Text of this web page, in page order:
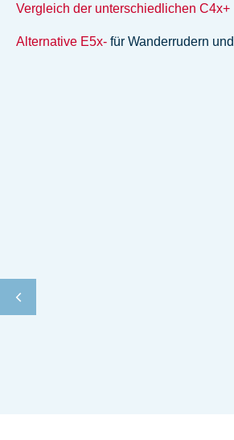
Vergleich der unterschiedlichen C4x+
Alternative E5x- für Wanderrudern